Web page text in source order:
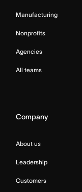
Manufacturing
Nonprofits
Agencies
All teams
Company
About us
Leadership
Customers